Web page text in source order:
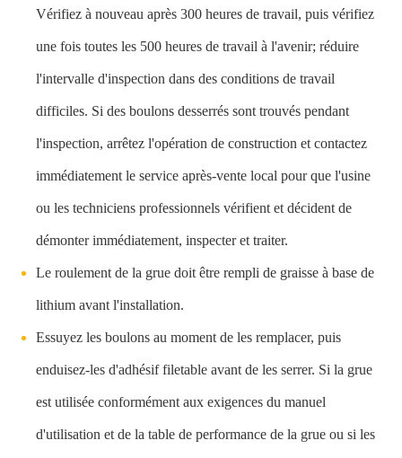
Vérifiez à nouveau après 300 heures de travail, puis vérifiez
une fois toutes les 500 heures de travail à l'avenir; réduire
l'intervalle d'inspection dans des conditions de travail
difficiles. Si des boulons desserrés sont trouvés pendant
l'inspection, arrêtez l'opération de construction et contactez
immédiatement le service après-vente local pour que l'usine
ou les techniciens professionnels vérifient et décident de
démonter immédiatement, inspecter et traiter.
Le roulement de la grue doit être rempli de graisse à base de
lithium avant l'installation.
Essuyez les boulons au moment de les remplacer, puis
enduisez-les d'adhésif filetable avant de les serrer. Si la grue
est utilisée conformément aux exigences du manuel
d'utilisation et de la table de performance de la grue ou si les